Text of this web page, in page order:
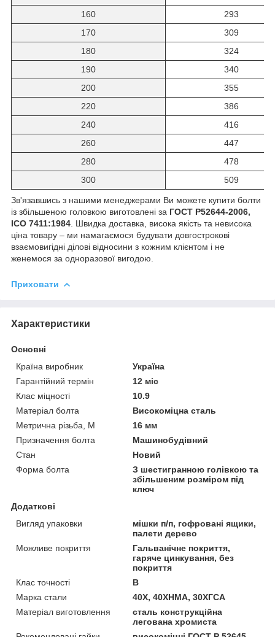
160
293
170
309
180
324
190
340
200
355
220
386
240
416
260
447
280
478
300
509
Зв'язавшись з нашими менеджерами Ви можете купити болти
із збільшеною головкою виготовлені за ГОСТ Р52644-2006,
ІСО 7411:1984 . Швидка доставка, висока якість та невисока
ціна товару – ми намагаємося будувати довгострокові
взаємовигідні ділові відносини з кожним клієнтом і не
женемося за одноразової вигодою.
Приховати
Характеристики
Основні
Країна виробник
Україна
Гарантійний термін
12 міс
Клас міцності
10.9
Матеріал болта
Високоміцна сталь
Метрична різьба, М
16 мм
Призначення болта
Машинобудівний
Стан
Новий
Форма болта
З шестигранною голівкою та
збільшеним розміром під
ключ
Додаткові
Вигляд упаковки
мішки п/п, гофровані ящики,
палети дерево
Можливе покриття
Гальванічне покриття,
гаряче цинкування, без
покриття
Клас точності
В
Марка стали
40Х, 40ХНМА, 30ХГСА
Матеріал виготовлення
сталь конструкційна
легована хромиста